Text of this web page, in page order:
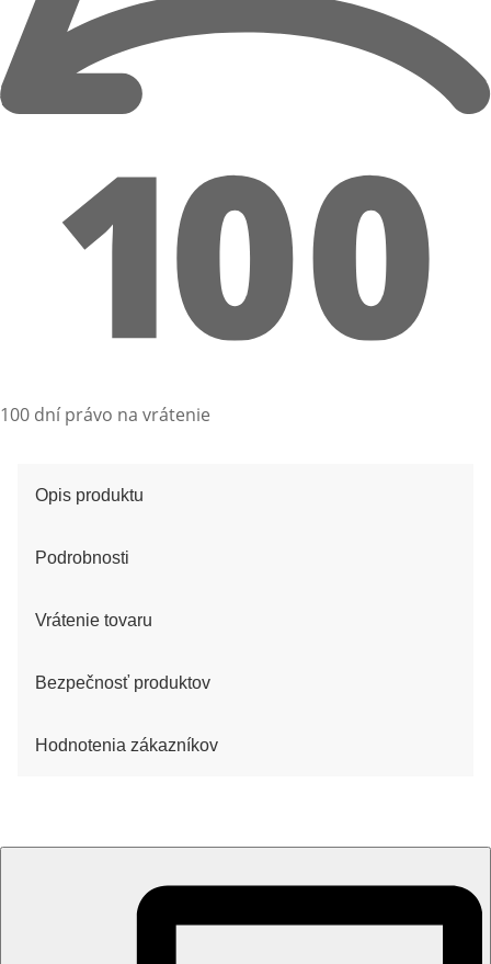
100 dní právo na vrátenie
Opis produktu
Podrobnosti
Vrátenie tovaru
Bezpečnosť produktov
Hodnotenia zákazníkov